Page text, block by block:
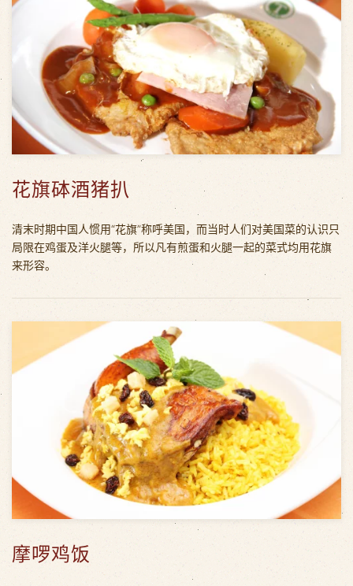
花旗砵酒猪扒
清末时期中国人惯用“花旗”称呼美国，而当时人们对美国菜的认识只
局限在鸡蛋及洋火腿等，所以凡有煎蛋和火腿一起的菜式均用花旗
来形容。
摩啰鸡饭